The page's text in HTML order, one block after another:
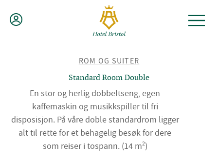
innhold
TILBAKE
ROM OG SUITER
Standard Room Double
En stor og herlig dobbeltseng, egen
kaffemaskin og musikkspiller til fri
disposisjon. På våre doble standardrom ligger
alt til rette for et behagelig besøk for dere
som reiser i tospann. (14 m2)